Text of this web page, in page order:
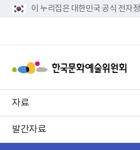
이 누리집은 대한민국 공식 전자
자료
발간자료